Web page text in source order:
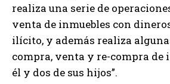
realiza una serie de
venta de inmuebles con
ilícito, y además realiza
compra, venta y re-compra de
él y dos de sus hijos”.